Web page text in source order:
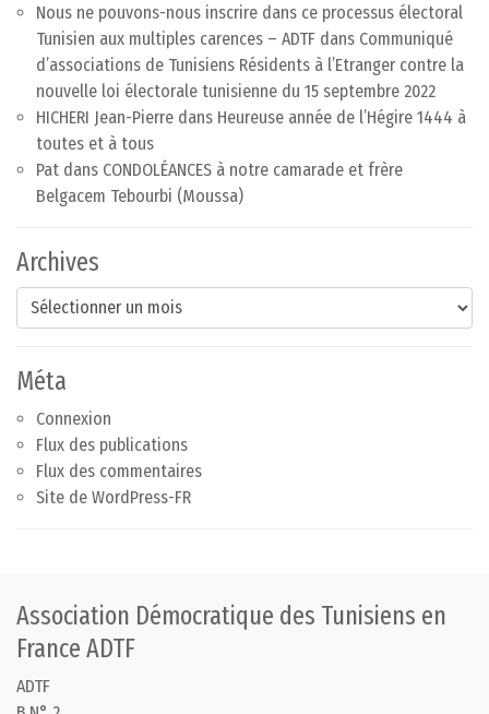
Nous ne pouvons-nous inscrire dans ce processus électoral
Tunisien aux multiples carences – ADTF dans Communiqué
d’associations de Tunisiens Résidents à l’Etranger contre la
nouvelle loi électorale tunisienne du 15 septembre 2022
HICHERI Jean-Pierre dans Heureuse année de l’Hégire 1444 à
toutes et à tous
Pat dans CONDOLÉANCES à notre camarade et frère
Belgacem Tebourbi (Moussa)
Archives
Archives
Méta
Connexion
Flux des publications
Flux des commentaires
Site de WordPress-FR
Association Démocratique des Tunisiens en
France ADTF
ADTF